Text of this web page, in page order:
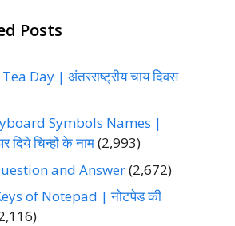
Posts
Day | अंतरराष्ट्रीय चाय दिवस
Symbols Names |
दिये चिन्हों के नाम(2,993)
and Answer(2,672)
of Notepad | नोटपेड की